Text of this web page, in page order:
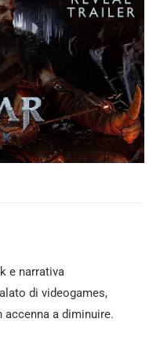
e narrativa
di videogames,
accenna a diminuire.